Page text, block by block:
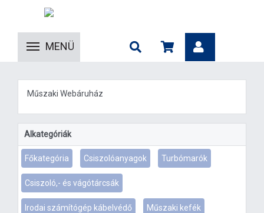
MENÜ
Műszaki Webáruház
Alkategóriák
Főkategória Csiszolóanyagok Turbómarók
Csiszoló,- és vágótárcsák
Irodai számítógép kábelvédő Műszaki kefék